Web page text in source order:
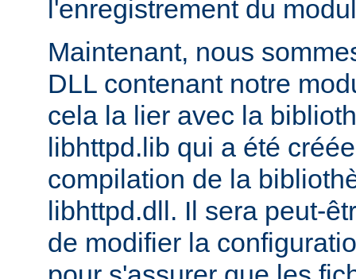
l'enregistrement du
Maintenant, nous
DLL contenant notre
cela la lier avec la
libhttpd.lib qui a été
compilation de la
libhttpd.dll. Il sera peut-
de modifier la